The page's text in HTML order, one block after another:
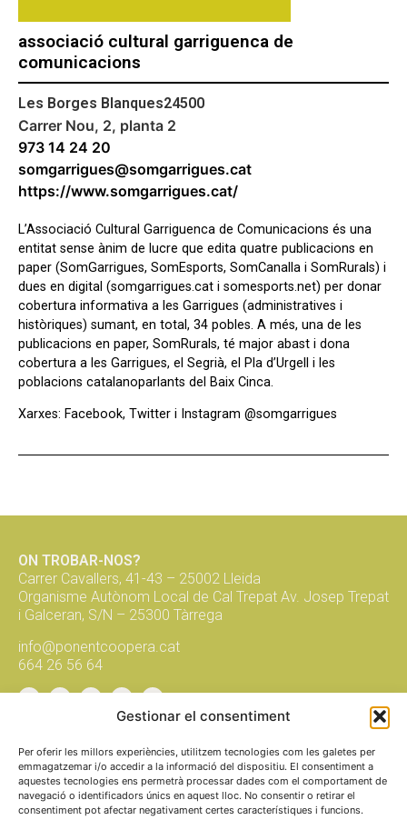
Gestionar el consentiment
Per oferir les millors experiències, utilitzem tecnologies com les galetes per
emmagatzemar i/o accedir a la informació del dispositiu. El consentiment a
aquestes tecnologies ens permetrà processar dades com el comportament de
navegació o identificadors únics en aquest lloc. No consentir o retirar el
consentiment pot afectar negativament certes característiques i funcions.
associació cultural garriguenca de
comunicacions
Les Borges Blanques24500
Carrer Nou, 2, planta 2
973 14 24 20
somgarrigues@somgarrigues.cat
https://www.somgarrigues.cat/
L’Associació Cultural Garriguenca de Comunicacions és una
entitat sense ànim de lucre que edita quatre publicacions en
paper (SomGarrigues, SomEsports, SomCanalla i SomRurals) i
dues en digital (somgarrigues.cat i somesports.net) per donar
cobertura informativa a les Garrigues (administratives i
històriques) sumant, en total, 34 pobles. A més, una de les
publicacions en paper, SomRurals, té major abast i dona
cobertura a les Garrigues, el Segrià, el Pla d’Urgell i les
poblacions catalanoparlants del Baix Cinca.
Xarxes: Facebook, Twitter i Instagram @somgarrigues
ON TROBAR-NOS?
Carrer Cavallers, 41-43 – 25002 Lleida
Organisme Autònom Local de Cal Trepat Av. Josep Trepat
i Galceran, S/N – 25300 Tàrrega
info@ponentcoopera.cat
664 26 56 64
Suma't a la xarxa, subscriu-te al
butlletí!
envia